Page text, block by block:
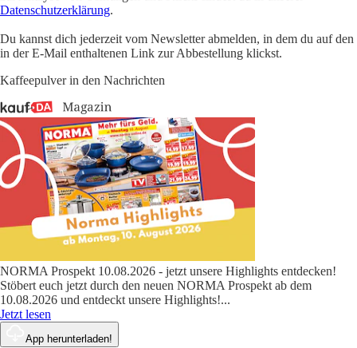
Datenschutzerklärung.
Du kannst dich jederzeit vom Newsletter abmelden, in dem du auf den
in der E-Mail enthaltenen Link zur Abbestellung klickst.
Kaffeepulver in den Nachrichten
NORMA Prospekt 10.08.2026 - jetzt unsere Highlights entdecken!
Stöbert euch jetzt durch den neuen NORMA Prospekt ab dem
10.08.2026 und entdeckt unsere Highlights!...
Jetzt lesen
App herunterladen!